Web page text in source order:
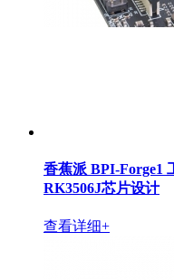
香蕉派 BPI-Forge1
RK3506J芯片设计
查看详细+